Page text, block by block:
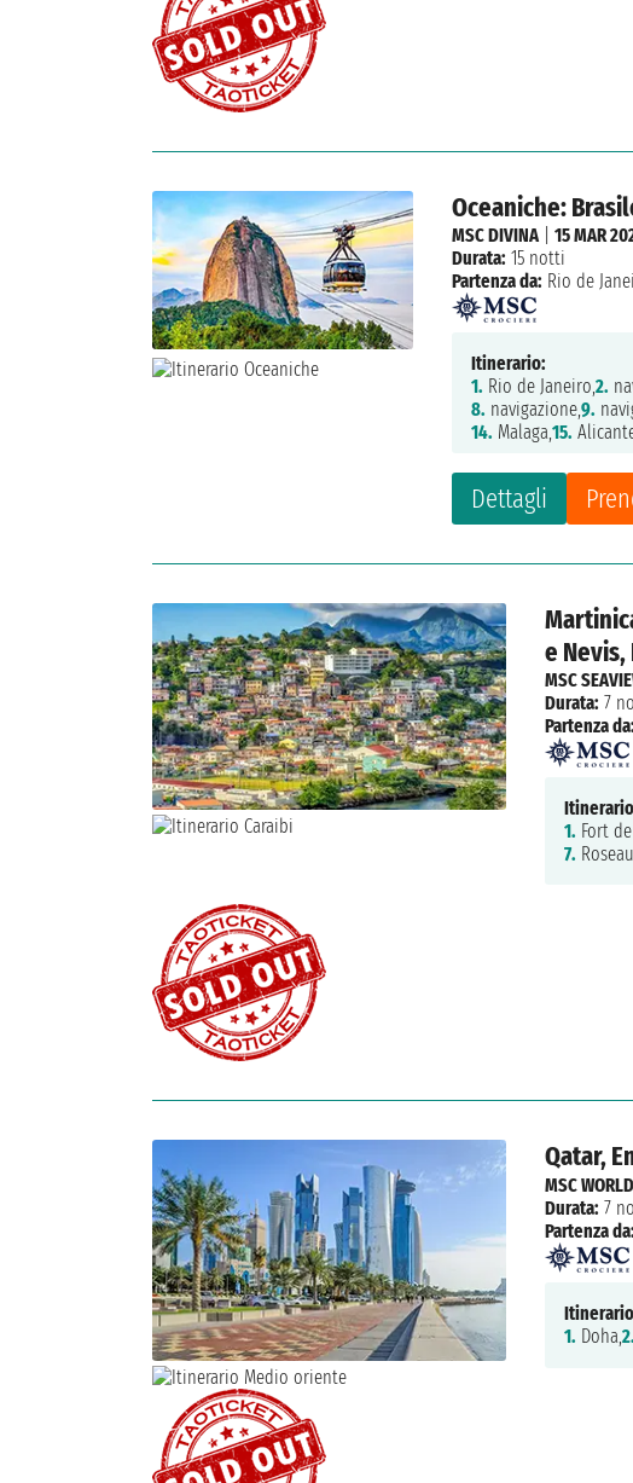
Oceaniche:
Dettagli
MSC DIVINA|15 MAR
Durata: 15 notti
Partenza da: Rio de
Itinerario:
1. Rio de Janeiro,2.
8. navigazione,9.
14. Malaga,15.
e
MSC
Durata: 7
Partenza da:
1. Fort
7.
Qatar,
MSC
Durata: 7
Partenza da:
1. Doha,2.